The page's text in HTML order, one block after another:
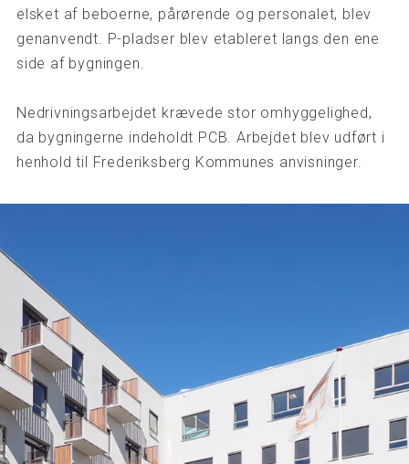
elsket af beboerne, pårørende og personalet, blev
genanvendt. P-pladser blev etableret langs den ene
side af bygningen.
Nedrivningsarbejdet krævede stor omhyggelighed,
da bygningerne indeholdt PCB. Arbejdet blev udført i
henhold til Frederiksberg Kommunes anvisninger.